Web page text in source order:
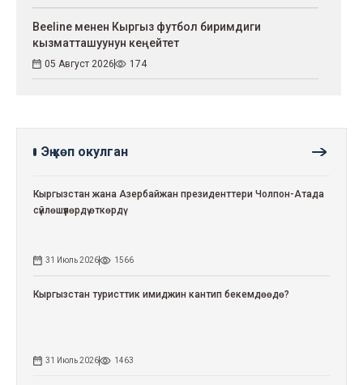
Beeline менен Кыргыз футбол биримдиги
кызматташуунун кеңейтет
05 Август 2026 174
Эң көп окулган
Кыргызстан жана Азербайжан президенттери Чолпон-Атада
сүйлөшүүлөрдү өткөрдү
31 Июль 2026 1566
Кыргызстан туристтик имиджин кантип бекемдөөдө?
31 Июль 2026 1463